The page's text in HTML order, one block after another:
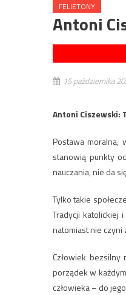
FELIETONY
Antoni
15 października
Antoni Ciszewski:
Postawa moralna,
stanowią punkty
nauczania, nie da
Tylko takie
Tradycji katolickiej
natomiast nie
Człowiek
porządek w
człowieka – do